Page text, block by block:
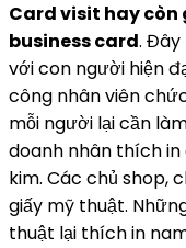
Card visit hay
business card. Đây
với con người hiện
công nhân viên
mỗi người lại cần
doanh nhân thích
kim. Các chủ shop,
giấy mỹ thuật.
thuật lại thích in